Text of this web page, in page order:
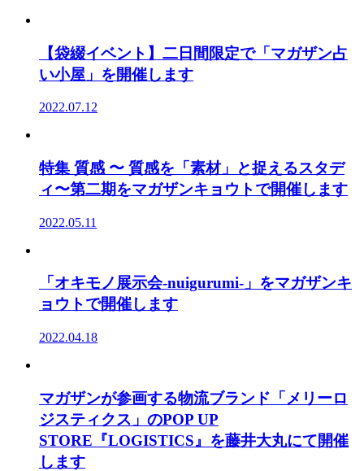
【袋綴イベント】二日間限定で「マガザン占
い小屋」を開催します
2022.07.12
特集 質感 〜 質感を「素材」と捉えるスタデ
ィ〜第二期をマガザンキョウトで開催します
2022.05.11
「オキモノ展示会-nuigurumi-」をマガザンキ
ョウトで開催します
2022.04.18
マガザンが参画する物流ブランド「メリーロ
ジスティクス」のPOP UP
STORE『LOGISTICS』を藤井大丸にて開催
します